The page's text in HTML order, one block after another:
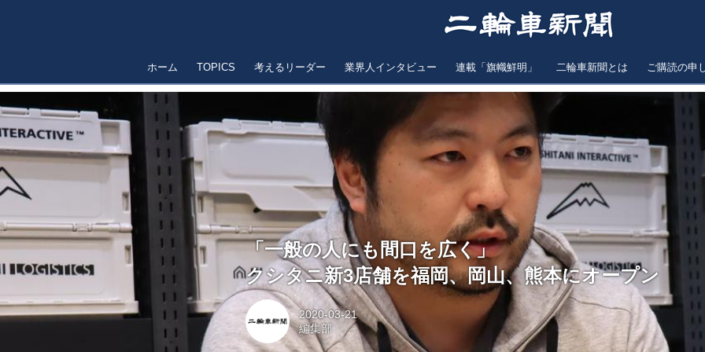
ホーム TOPICS 考えるリーダー 業界人インタビュー 連載「旗幟鮮明」 二輪車新聞とは ご購読の申
「一般の人にも間口を広く」
クシタニ新3店舗を福岡、岡山、熊本にオープン
2020-03-21
編集部